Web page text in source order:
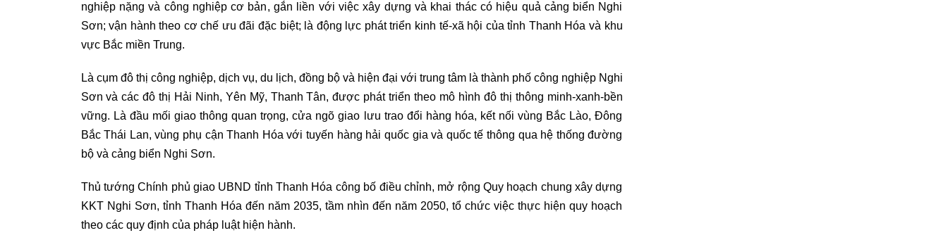
nghiệp nặng và công nghiệp cơ bản, gắn liền với việc xây dựng và khai thác có hiệu quả cảng biển Nghi
Sơn; vận hành theo cơ chế ưu đãi đặc biệt; là động lực phát triển kinh tế-xã hội của tỉnh Thanh Hóa và khu
vực Bắc miền Trung.
Là cụm đô thị công nghiệp, dịch vụ, du lịch, đồng bộ và hiện đại với trung tâm là thành phố công nghiệp Nghi
Sơn và các đô thị Hải Ninh, Yên Mỹ, Thanh Tân, được phát triển theo mô hình đô thị thông minh-xanh-bền
vững. Là đầu mối giao thông quan trọng, cửa ngõ giao lưu trao đổi hàng hóa, kết nối vùng Bắc Lào, Đông
Bắc Thái Lan, vùng phụ cận Thanh Hóa với tuyến hàng hải quốc gia và quốc tế thông qua hệ thống đường
bộ và cảng biển Nghi Sơn.
Thủ tướng Chính phủ giao UBND tỉnh Thanh Hóa công bố điều chỉnh, mở rộng Quy hoạch chung xây dựng
KKT Nghi Sơn, tỉnh Thanh Hóa đến năm 2035, tầm nhìn đến năm 2050, tổ chức việc thực hiện quy hoạch
theo các quy định của pháp luật hiện hành.